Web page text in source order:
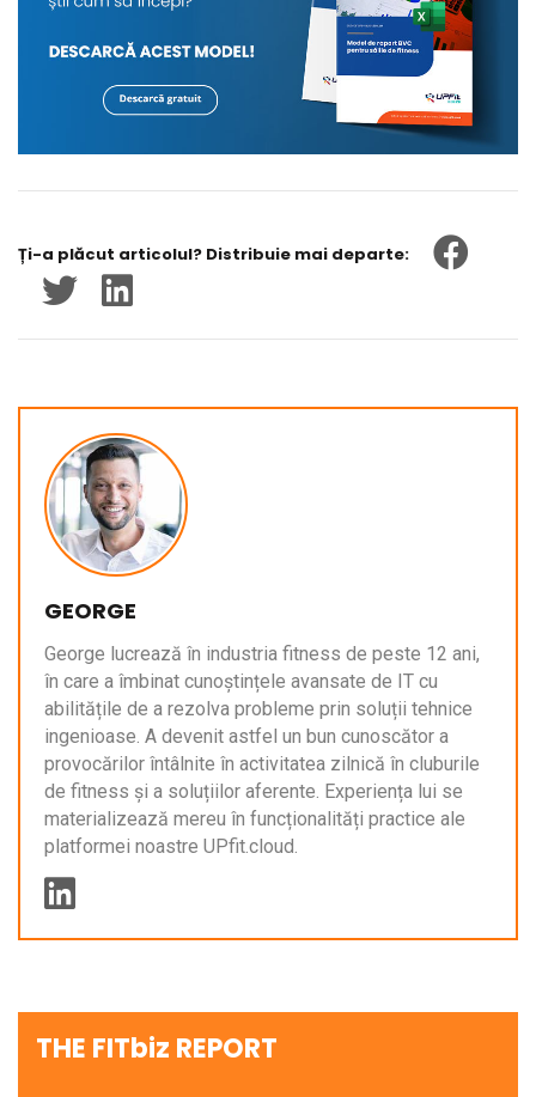
Ți-a plăcut articolul? Distribuie mai departe:
GEORGE
George lucrează în industria fitness de peste 12 ani,
în care a îmbinat cunoștințele avansate de IT cu
abilitățile de a rezolva probleme prin soluții tehnice
ingenioase. A devenit astfel un bun cunoscător a
provocărilor întâlnite în activitatea zilnică în cluburile
de fitness și a soluțiilor aferente. Experiența lui se
materializează mereu în funcționalități practice ale
platformei noastre UPfit.cloud.
THE FITbiz REPORT